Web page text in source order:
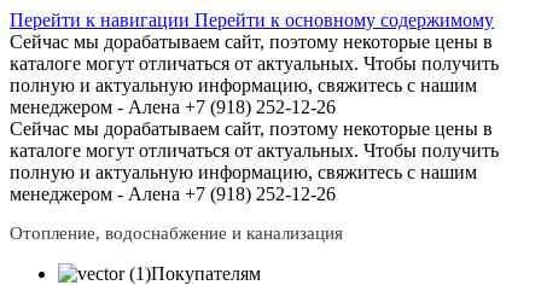
Перейти к навигации Перейти к основному содержимому
Сейчас мы дорабатываем сайт, поэтому некоторые цены в
каталоге могут отличаться от актуальных. Чтобы получить
полную и актуальную информацию, свяжитесь с нашим
менеджером - Алена +7 (918) 252-12-26
Сейчас мы дорабатываем сайт, поэтому некоторые цены в
каталоге могут отличаться от актуальных. Чтобы получить
полную и актуальную информацию, свяжитесь с нашим
менеджером - Алена +7 (918) 252-12-26
Отопление, водоснабжение и канализация
Покупателям